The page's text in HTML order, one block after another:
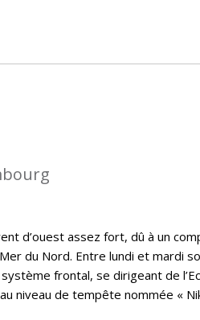
d’ouest assez fort, dû à un
du Nord. Entre lundi et mardi
frontal, se dirigeant de
niveau de tempête nommée «